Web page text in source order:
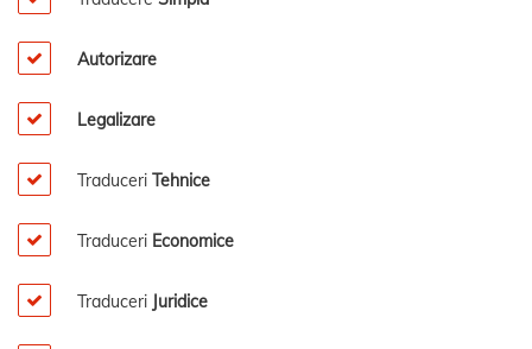
Autorizare
Legalizare
Traduceri Tehnice
Traduceri Economice
Traduceri Juridice